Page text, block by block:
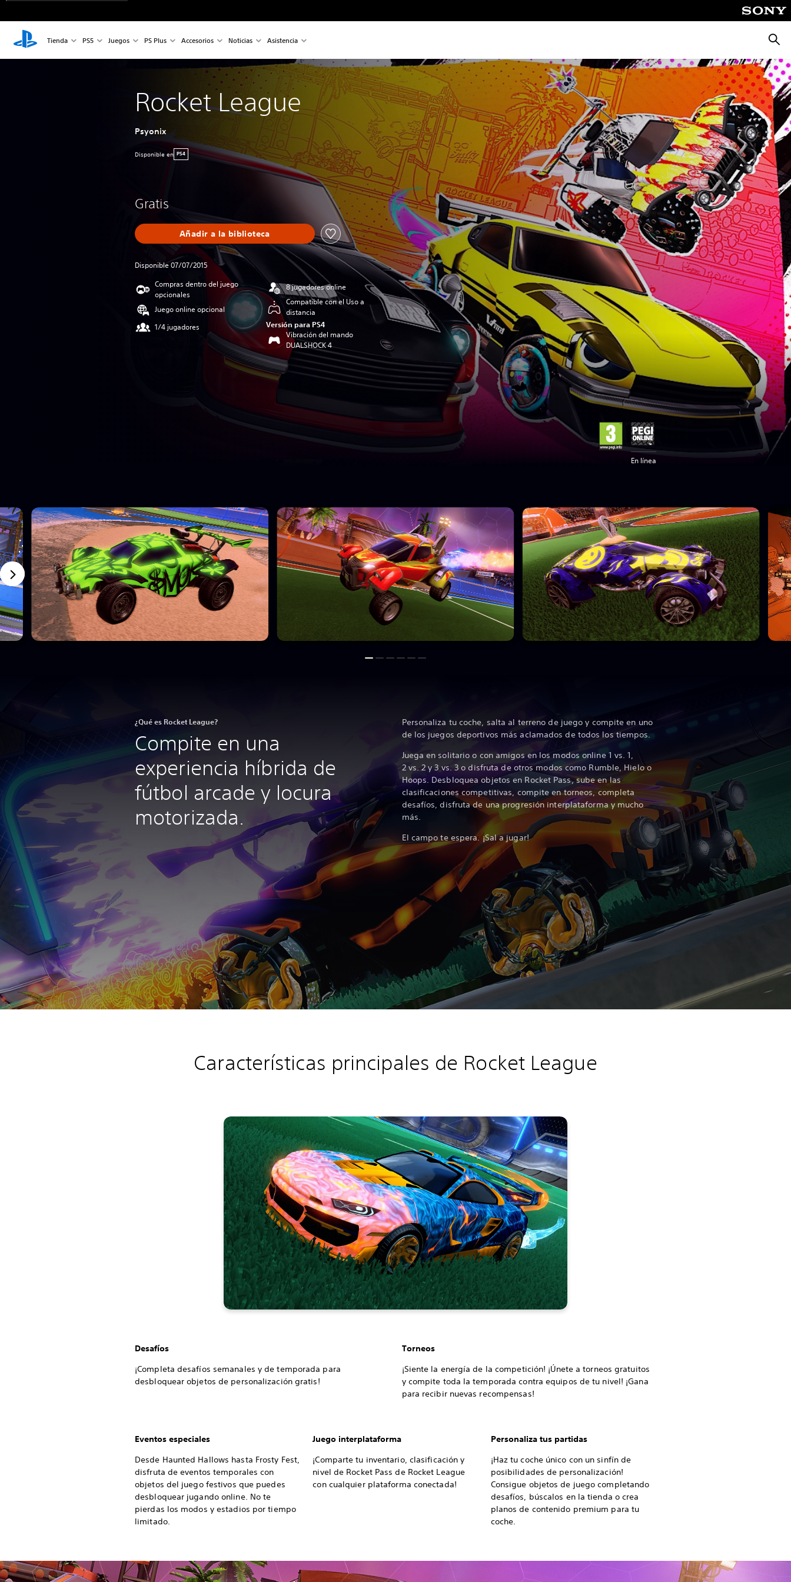
Tienda PS5 Juegos PS Plus Accesorios Noticias Asistencia
Rocket League
Psyonix
Disponible en PS4
Gratis
Añadir a la biblioteca
Disponible 07/07/2015
Compras dentro del juego
opcionales
Juego online opcional
1/4 jugadores
8 jugadores online
Compatible con el Uso a
distancia
Versión para PS4
Vibración del mando
DUALSHOCK 4
En línea
¿Qué es Rocket League?
Compite en una
experiencia híbrida de
fútbol arcade y locura
motorizada.
Personaliza tu coche, salta al terreno de juego y compite en uno
de los juegos deportivos más aclamados de todos los tiempos.
Juega en solitario o con amigos en los modos online 1 vs. 1,
2 vs. 2 y 3 vs. 3 o disfruta de otros modos como Rumble, Hielo o
Hoops. Desbloquea objetos en Rocket Pass, sube en las
clasificaciones competitivas, compite en torneos, completa
desafíos, disfruta de una progresión interplataforma y mucho
más.
El campo te espera. ¡Sal a jugar!
Características principales de Rocket League
Desafíos
¡Completa desafíos semanales y de temporada para
desbloquear objetos de personalización gratis!
Torneos
¡Siente la energía de la competición! ¡Únete a torneos gratuitos
y compite toda la temporada contra equipos de tu nivel! ¡Gana
para recibir nuevas recompensas!
Eventos especiales
Desde Haunted Hallows hasta Frosty Fest,
disfruta de eventos temporales con
objetos del juego festivos que puedes
desbloquear jugando online. No te
pierdas los modos y estadios por tiempo
limitado.
Juego interplataforma
¡Comparte tu inventario, clasificación y
nivel de Rocket Pass de Rocket League
con cualquier plataforma conectada!
Personaliza tus partidas
¡Haz tu coche único con un sinfín de
posibilidades de personalización!
Consigue objetos de juego completando
desafíos, búscalos en la tienda o crea
planos de contenido premium para tu
coche.